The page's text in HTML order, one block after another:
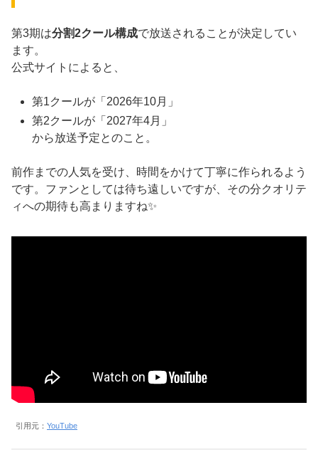
第3期は分割2クール構成で放送されることが決定してい
ます。
公式サイトによると、
第1クールが「2026年10月」
第2クールが「2027年4月」
から放送予定とのこと。
前作までの人気を受け、時間をかけて丁寧に作られるよう
です。ファンとしては待ち遠しいですが、その分クオリテ
ィへの期待も高まりますね✨
引用元： YouTube